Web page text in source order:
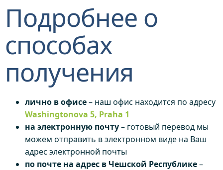
Подробнее о
способах
получения
лично в офисе– наш офис находится по адресу
Washingtonova 5, Praha 1
на электронную почту– готовый перевод мы
можем отправить в электронном виде на Ваш
адрес электронной почты
по почте на адрес в Чешской Республике–